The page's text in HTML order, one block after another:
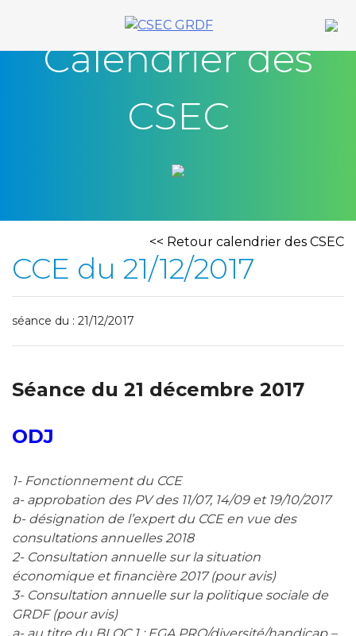
Calendrier des
CSEC
CCE du 21/12/2017
<< Retour calendrier des CSEC
séance du : 21/12/2017
Séance du 21 décembre 2017
ODJ
1- Fonctionnement du CCE
a- approbation des PV des 11/07, 14/09 et 19/10/2017
b- désignation de l’expert du CCE en vue des
consultations annuelles 2018
2- Consultation annuelle sur la situation
économique et financière 2017 (pour avis)
3- Consultation annuelle sur la politique sociale de
GRDF (pour avis)